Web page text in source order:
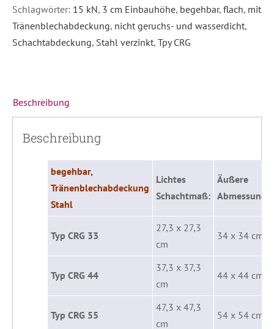
Schlagwörter: 15 kN, 3 cm Einbauhöhe, begehbar, flach, mit
Tränenblechabdeckung, nicht geruchs- und wasserdicht,
Schachtabdeckung, Stahl verzinkt, Tpy CRG
Beschreibung
Beschreibung
begehbar,
Tränenblechabdeckung
Stahl
Lichtes
Schachtmaß:
Äußere
Typ CRG 33
27,3 x 27,3
cm
34 x 34 cm
Typ CRG 44
37,3 x 37,3
cm
44 x 44 cm
Typ CRG 55
47,3 x 47,3
cm
54 x 54 cm